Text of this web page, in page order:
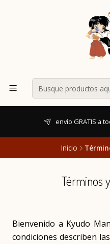
envío GRATIS a
Inicio
Términos
Bienvenido a Kyudo
condiciones describen